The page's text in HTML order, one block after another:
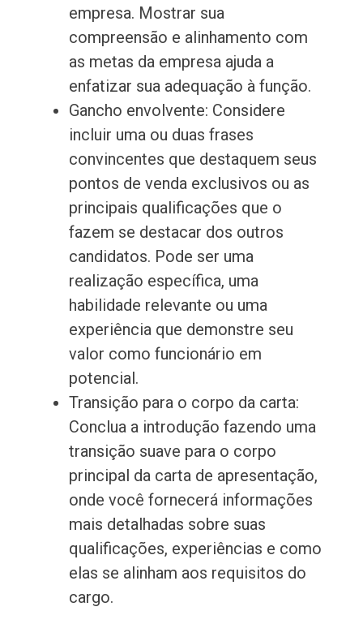
empresa. Mostrar sua
compreensão e alinhamento com
as metas da empresa ajuda a
enfatizar sua adequação à função.
Gancho envolvente: Considere
incluir uma ou duas frases
convincentes que destaquem seus
pontos de venda exclusivos ou as
principais qualificações que o
fazem se destacar dos outros
candidatos. Pode ser uma
realização específica, uma
habilidade relevante ou uma
experiência que demonstre seu
valor como funcionário em
potencial.
Transição para o corpo da carta:
Conclua a introdução fazendo uma
transição suave para o corpo
principal da carta de apresentação,
onde você fornecerá informações
mais detalhadas sobre suas
qualificações, experiências e como
elas se alinham aos requisitos do
cargo.